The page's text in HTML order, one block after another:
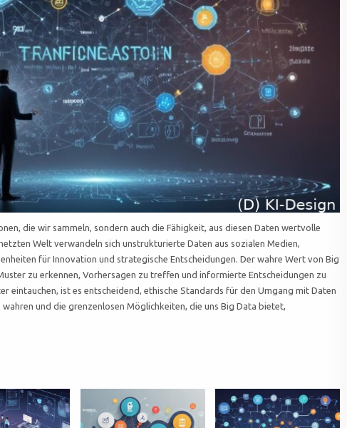
die wir sammeln, sondern auch die Fähigkeit, aus diesen Daten wertvolle
Welt verwandeln sich unstrukturierte Daten aus sozialen Medien,
für Innovation und strategische Entscheidungen. Der wahre Wert von Big
zu erkennen, Vorhersagen zu treffen und informierte Entscheidungen zu
eintauchen, ist es entscheidend, ethische Standards für den Umgang mit Daten
und die grenzenlosen Möglichkeiten, die uns Big Data bietet,